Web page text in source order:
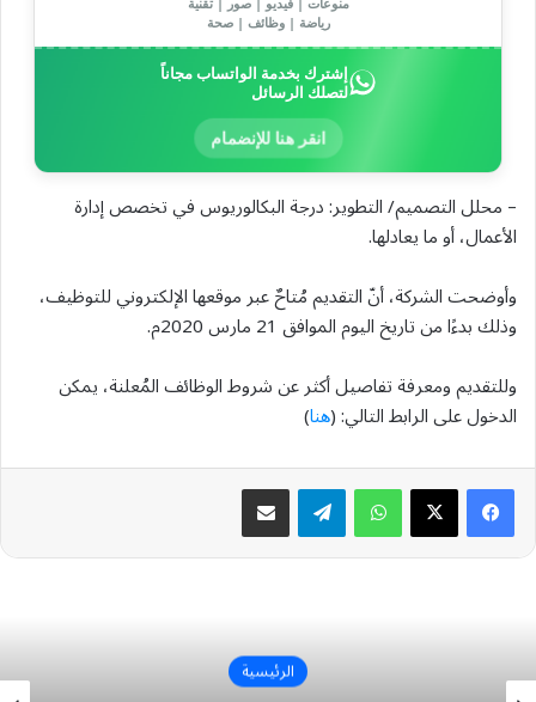
رياضة | وظائف | صحة
إشترك بخدمة الواتساب مجاناً
لتصلك الرسائل
انقر هنا للإنضمام
– محلل التصميم/ التطوير: درجة البكالوريوس في تخصص إدارة
الأعمال، أو ما يعادلها.
وأوضحت الشركة، أنّ التقديم مُتاحٌ عبر موقعها الإلكتروني للتوظيف،
وذلك بدءًا من تاريخ اليوم الموافق 21 مارس 2020م.
وللتقديم ومعرفة تفاصيل أكثر عن شروط الوظائف المُعلنة، يمكن
الدخول على الرابط التالي: (هنا)
واتسابتيلقرام مشاركة عبر البريد
الرئيسية